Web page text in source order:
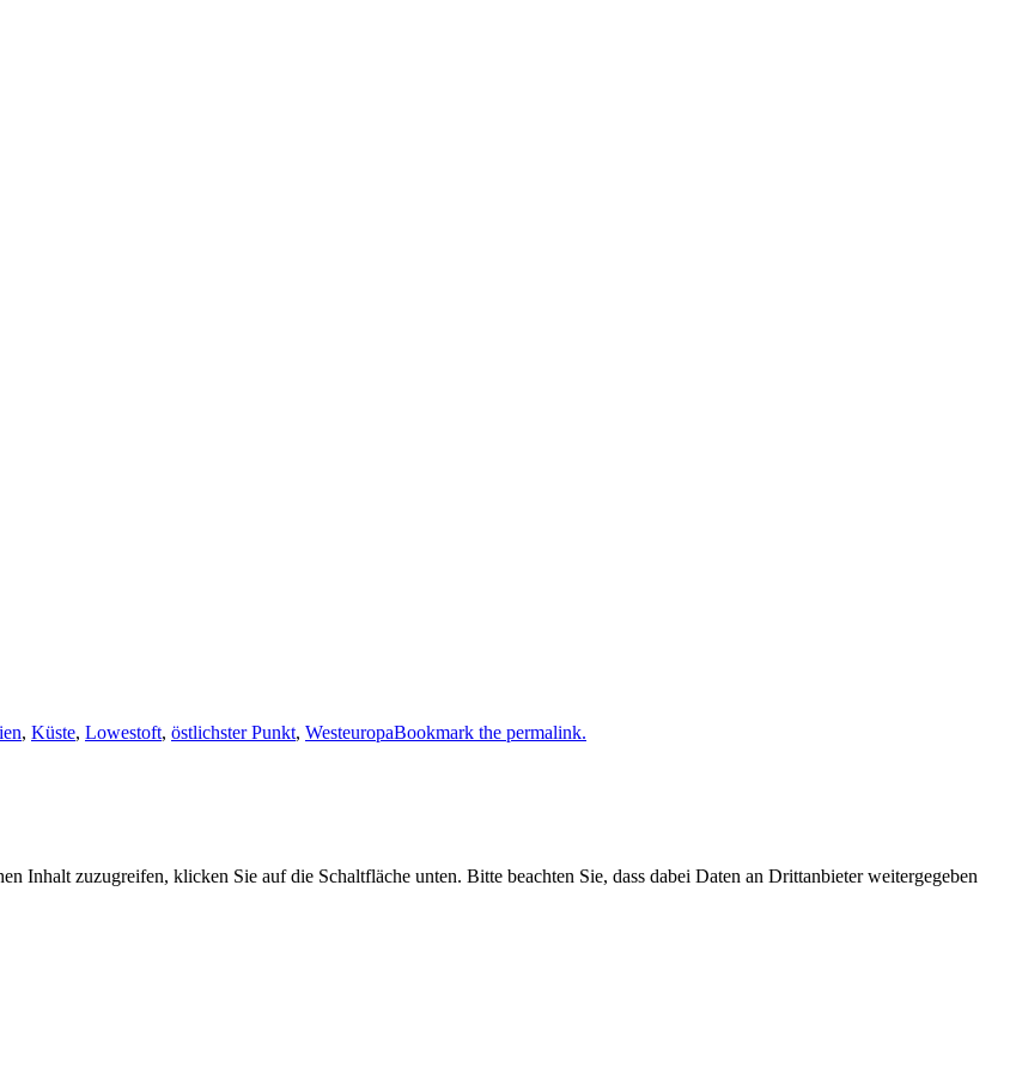
, Küste, Lowestoft, östlichster Punkt, WesteuropaBookmark the permalink.
Inhalt zuzugreifen, klicken Sie auf die Schaltfläche unten. Bitte beachten Sie, dass dabei Daten an Drittanbieter weitergegeben